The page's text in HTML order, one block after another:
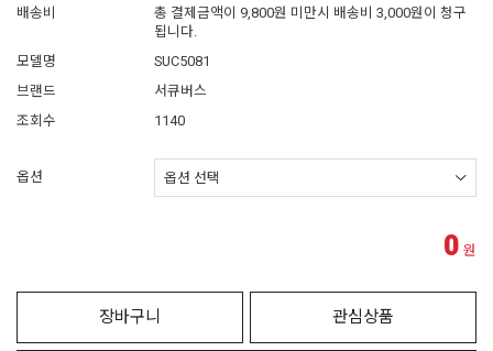
배송비
총 결제금액이 9,800원 미만시 배송비 3,000원이 청구
됩니다.
모델명
SUC5081
브랜드
서큐버스
조회수
1140
옵션
0 원
장바구니 관심상품